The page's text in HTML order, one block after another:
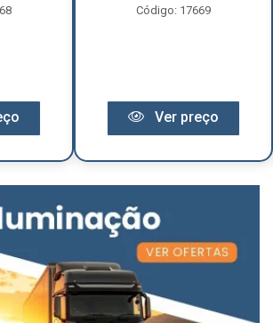
Código: 17669
Ver preço